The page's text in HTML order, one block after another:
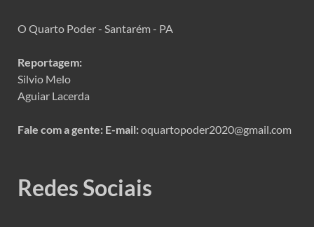
O Quarto Poder - Santarém - PA
Reportagem:
Silvio Melo
Aguiar Lacerda
Fale com a gente: E-mail:oquartopoder2020@gmail.com
Redes Sociais